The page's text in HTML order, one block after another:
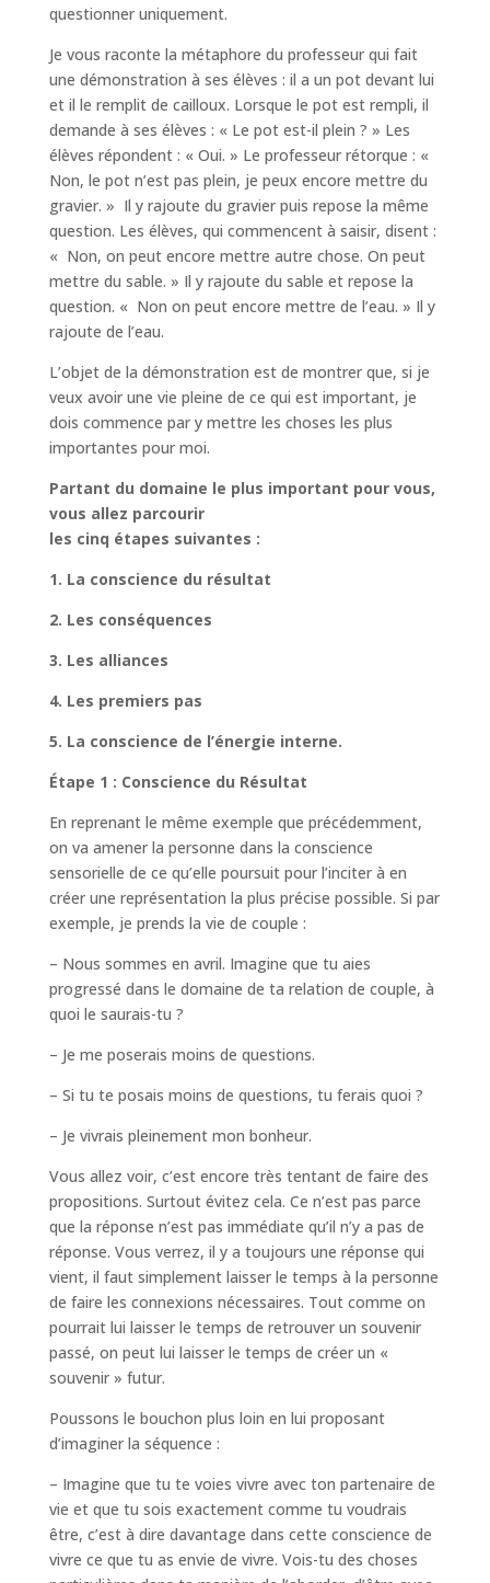
questionner uniquement.
Je vous raconte la métaphore du professeur qui fait
une démonstration à ses élèves : il a un pot devant lui
et il le remplit de cailloux. Lorsque le pot est rempli, il
demande à ses élèves : « Le pot est-il plein ? » Les
élèves répondent : « Oui. » Le professeur rétorque : «
Non, le pot n’est pas plein, je peux encore mettre du
gravier. » Il y rajoute du gravier puis repose la même
question. Les élèves, qui commencent à saisir, disent :
« Non, on peut encore mettre autre chose. On peut
mettre du sable. » Il y rajoute du sable et repose la
question. « Non on peut encore mettre de l’eau. » Il y
rajoute de l’eau.
L’objet de la démonstration est de montrer que, si je
veux avoir une vie pleine de ce qui est important, je
dois commence par y mettre les choses les plus
importantes pour moi.
Partant du domaine le plus important pour vous,
vous allez parcourir
les cinq étapes suivantes :
1. La conscience du résultat
2. Les conséquences
3. Les alliances
4. Les premiers pas
5. La conscience de l’énergie interne.
Étape 1 : Conscience du Résultat
En reprenant le même exemple que précédemment,
on va amener la personne dans la conscience
sensorielle de ce qu’elle poursuit pour l’inciter à en
créer une représentation la plus précise possible. Si par
exemple, je prends la vie de couple :
– Nous sommes en avril. Imagine que tu aies
progressé dans le domaine de ta relation de couple, à
quoi le saurais-tu ?
– Je me poserais moins de questions.
– Si tu te posais moins de questions, tu ferais quoi ?
– Je vivrais pleinement mon bonheur.
Vous allez voir, c’est encore très tentant de faire des
propositions. Surtout évitez cela. Ce n’est pas parce
que la réponse n’est pas immédiate qu’il n’y a pas de
réponse. Vous verrez, il y a toujours une réponse qui
vient, il faut simplement laisser le temps à la personne
de faire les connexions nécessaires. Tout comme on
pourrait lui laisser le temps de retrouver un souvenir
passé, on peut lui laisser le temps de créer un «
souvenir » futur.
Poussons le bouchon plus loin en lui proposant
d’imaginer la séquence :
– Imagine que tu te voies vivre avec ton partenaire de
vie et que tu sois exactement comme tu voudrais
être, c’est à dire davantage dans cette conscience de
vivre ce que tu as envie de vivre. Vois-tu des choses